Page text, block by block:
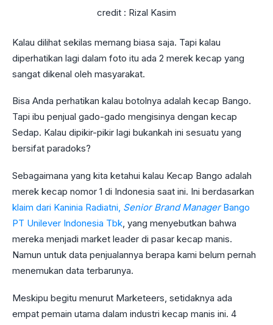
credit : Rizal Kasim
Kalau dilihat sekilas memang biasa saja. Tapi kalau
diperhatikan lagi dalam foto itu ada 2 merek kecap yang
sangat dikenal oleh masyarakat.
Bisa Anda perhatikan kalau botolnya adalah kecap Bango.
Tapi ibu penjual gado-gado mengisinya dengan kecap
Sedap. Kalau dipikir-pikir lagi bukankah ini sesuatu yang
bersifat paradoks?
Sebagaimana yang kita ketahui kalau Kecap Bango adalah
merek kecap nomor 1 di Indonesia saat ini. Ini berdasarkan
klaim dari Kaninia Radiatni, Senior Brand ManagerBango
PT Unilever Indonesia Tbk, yang menyebutkan bahwa
mereka menjadi market leader di pasar kecap manis.
Namun untuk data penjualannya berapa kami belum pernah
menemukan data terbarunya.
Meskipu begitu menurut Marketeers, setidaknya ada
empat pemain utama dalam industri kecap manis ini. 4